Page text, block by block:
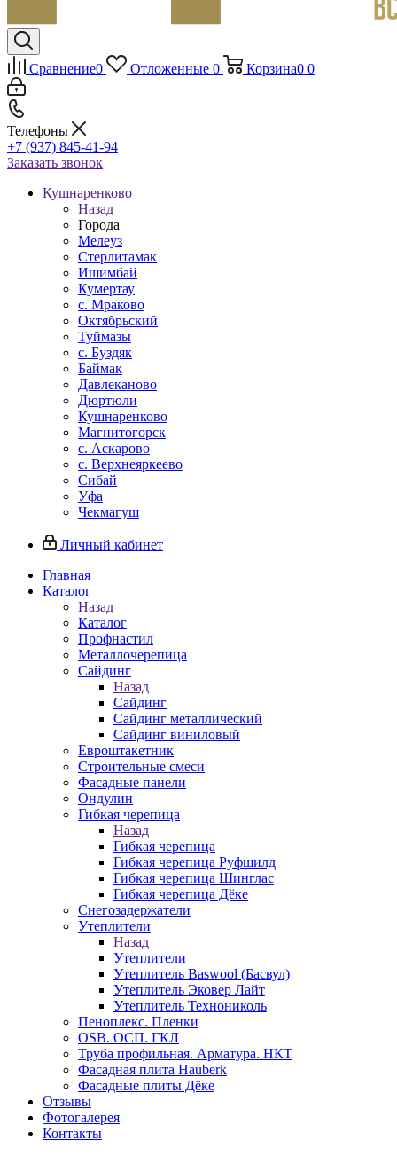
Сравнение0 Отложенные 0 Корзина0 0
Телефоны
+7 (937) 845-41-94
Заказать звонок
Кушнаренково
Назад
Города
Мелеуз
Стерлитамак
Ишимбай
Кумертау
c. Мраково
Октябрьский
Туймазы
c. Буздяк
Баймак
Давлеканово
Дюртюли
Кушнаренково
Магнитогорск
с. Аскарово
с. Верхнеяркеево
Сибай
Уфа
Чекмагуш
Личный кабинет
Главная
Каталог
Назад
Каталог
Профнастил
Металлочерепица
Сайдинг
Назад
Сайдинг
Сайдинг металлический
Сайдинг виниловый
Евроштакетник
Строительные смеси
Фасадные панели
Ондулин
Гибкая черепица
Назад
Гибкая черепица
Гибкая черепица Руфшилд
Гибкая черепица Шинглас
Гибкая черепица Дёке
Снегозадержатели
Утеплители
Назад
Утеплители
Утеплитель Baswool (Басвул)
Утеплитель Эковер Лайт
Утеплитель Технониколь
Пеноплекс. Пленки
OSB. ОСП. ГКЛ
Труба профильная. Арматура. НКТ
Фасадная плита Hauberk
Фасадные плиты Дёке
Отзывы
Фотогалерея
Контакты